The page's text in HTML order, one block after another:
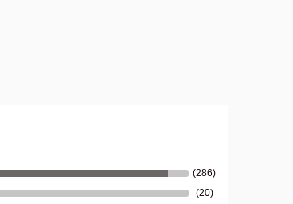
(286)
(20)